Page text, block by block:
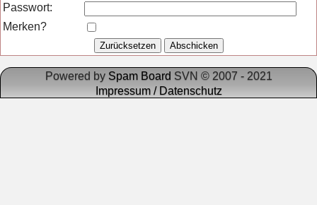
Passwort:
Merken?
Powered by Spam Board SVN © 2007 - 2021
Impressum / Datenschutz